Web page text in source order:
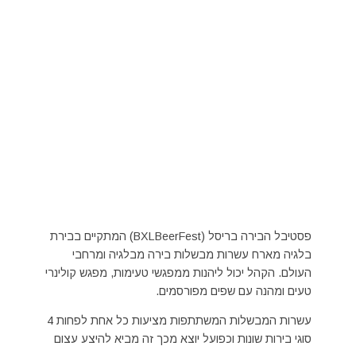
פסטיבל הבירה בריסל (BXLBeerFest) המתקיים בבירת
בלגיה מארח עשרות מבשלות בירה מבלגיה ומרחבי
העולם. הקהל יכול ליהנות ממפגשי טעימות, מפגש קולינרי
טעים ומהנה עם שפים מפורסמים.
עשרות המבשלות המשתתפות מציעות כל אחת לפחות 4
סוגי בירות שונות וכפועל יוצא מכך זה מביא להיצע עצום